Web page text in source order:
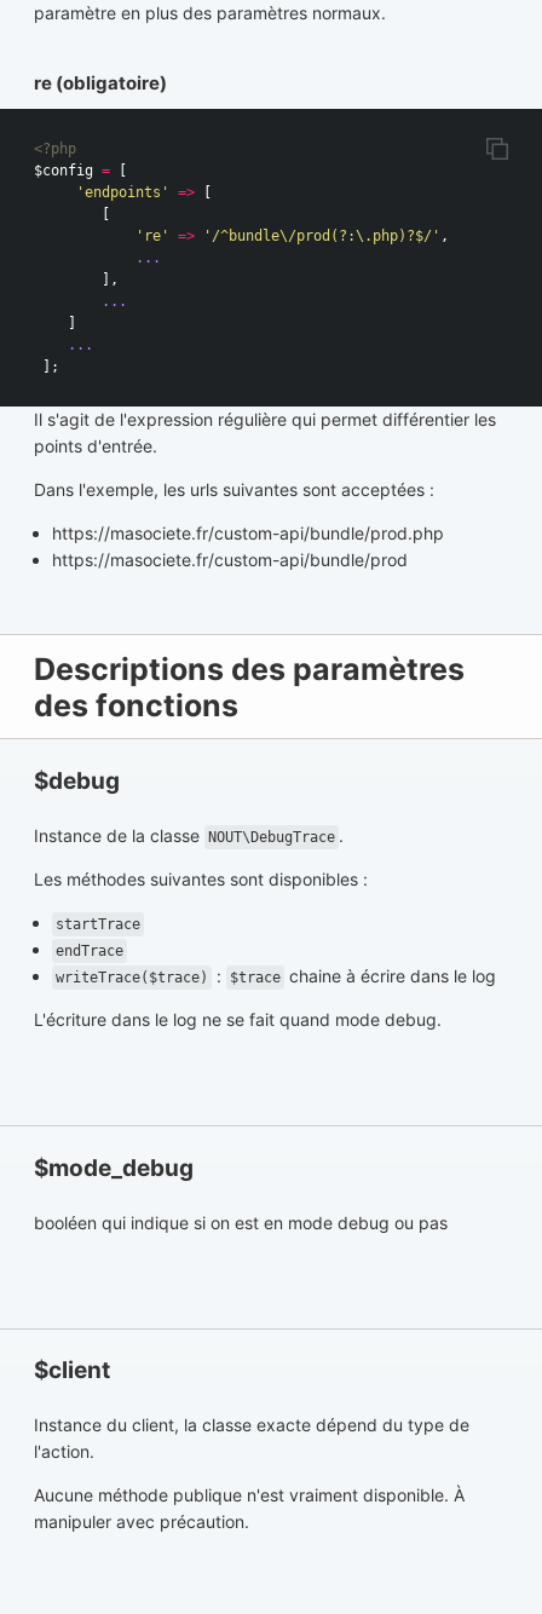
paramètre en plus des paramètres normaux.
re (obligatoire)
<?php
$config =
'endpoints'
=>
're'
=> '/^bundle\/prod(?:\.php)?$/' ,
...
],
...
...
];
Il s'agit de l'expression régulière qui permet différentier les
points d'entrée.
Dans l'exemple, les urls suivantes sont acceptées :
https://masociete.fr/custom-api/bundle/prod.php
https://masociete.fr/custom-api/bundle/prod
Descriptions des paramètres
des fonctions
$debug
Instance de la classe NOUT\DebugTrace .
Les méthodes suivantes sont disponibles :
startTrace
endTrace
writeTrace($trace)
: $trace chaine à écrire dans le log
L'écriture dans le log ne se fait quand mode debug.
$mode_debug
booléen qui indique si on est en mode debug ou pas
$client
Instance du client, la classe exacte dépend du type de
l'action.
Aucune méthode publique n'est vraiment disponible. À
manipuler avec précaution.